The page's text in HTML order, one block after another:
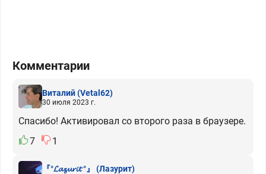
Комментарии
Виталий(Vetal62)
30 июля 2023 г.
Спасибо! Активировал со второго раза в браузере.
7
1
『°𝓛𝓪𝔃𝓾𝓻𝓲𝓽 °』 (Лазурит)